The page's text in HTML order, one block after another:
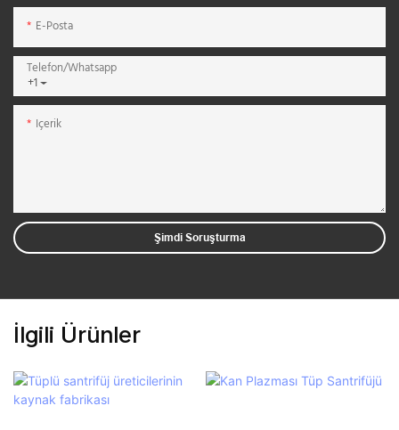
E-Posta
+1
Telefon/whatsapp
Içerik
Şimdi Soruşturma
İlgili Ürünler